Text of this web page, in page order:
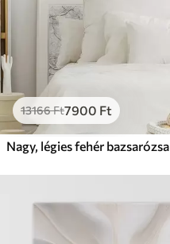
13166Ft7900 Ft
Nagy, légies fehér bazsarózsa